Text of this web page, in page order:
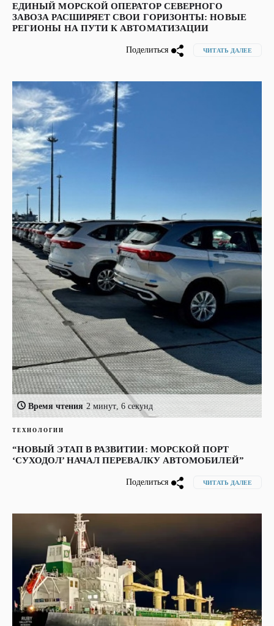
ЕДИНЫЙ МОРСКОЙ ОПЕРАТОР СЕВЕРНОГО
ЗАВОЗА РАСШИРЯЕТ СВОИ ГОРИЗОНТЫ: НОВЫЕ
РЕГИОНЫ НА ПУТИ К АВТОМАТИЗАЦИИ
Поделиться ЧИТАТЬ ДАЛЕЕ
Время чтения 2 минут, 6 секунд
ТЕХНОЛОГИИ
“НОВЫЙ ЭТАП В РАЗВИТИИ: МОРСКОЙ ПОРТ
‘СУХОДОЛ’ НАЧАЛ ПЕРЕВАЛКУ АВТОМОБИЛЕЙ”
Поделиться ЧИТАТЬ ДАЛЕЕ